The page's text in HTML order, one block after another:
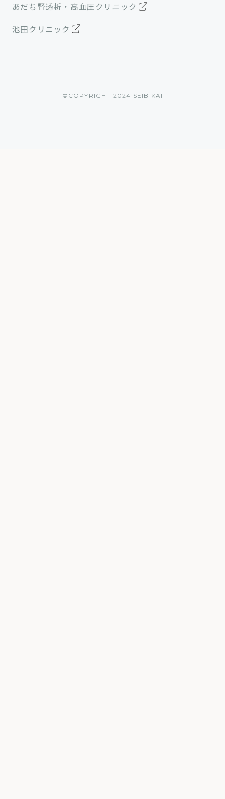
あだち腎透析・高血圧クリニック
池田クリニック
©︎COPYRIGHT 2024 SEIBIKAI